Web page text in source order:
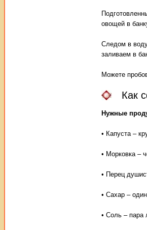
овощей в
Следом в
заливаем в
Можете
Как
Нужные
• Капуста –
• Морковка –
• Перец
• Сахар –
• Соль – пара